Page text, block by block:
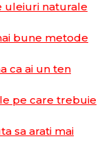
uleiuri naturale
bune metode
ca ai un ten
pe care trebuie
sa arati mai